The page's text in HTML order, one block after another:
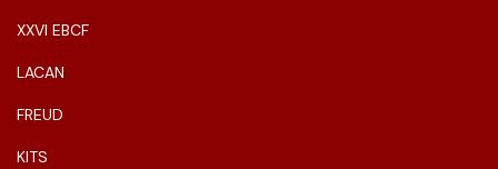
XXVI EBCF
LACAN
FREUD
KITS